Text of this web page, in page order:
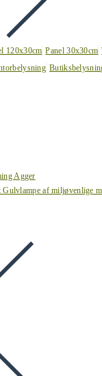
120x30cm Panel 30x30cm
Agger
Gulvlampe af miljøvenlige